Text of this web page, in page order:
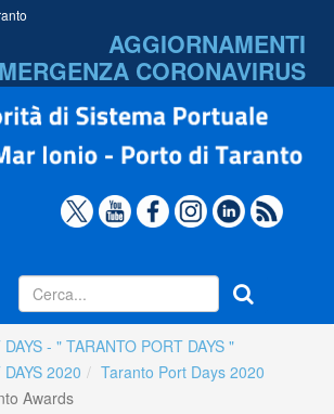
AGGIORNAMENTI
CORONAVIRUS
- " TARANTO PORT DAYS "
2020
Taranto Port Days 2020
Awards